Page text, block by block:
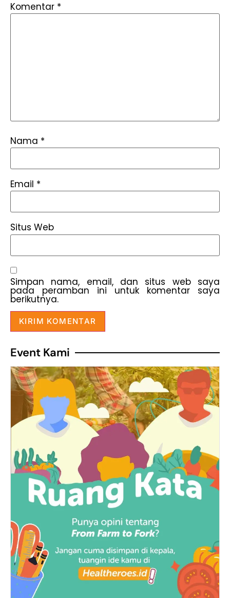
Komentar *
Nama *
Email *
Situs Web
Simpan nama, email, dan situs web saya
pada peramban ini untuk komentar saya
berikutnya.
Event Kami